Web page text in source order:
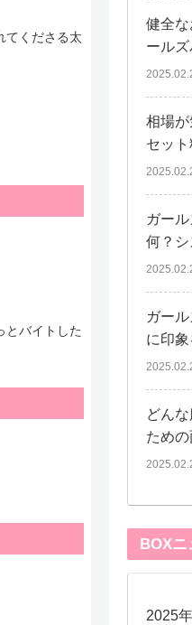
てくださる太
とバイトした
健全
ール
相場
セッ
ガー
何？
ガー
に印
どん
ため
BOXニ
2025